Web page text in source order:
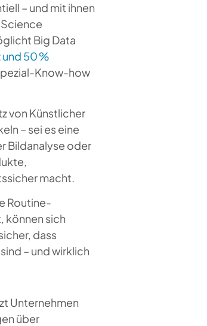
– und mit ihnen
Big Data
50 %
Know-how
von Künstlicher
– sei es eine
Bildanalyse oder
macht.
Routine-
können sich
dass
– und wirklich
Unternehmen
über